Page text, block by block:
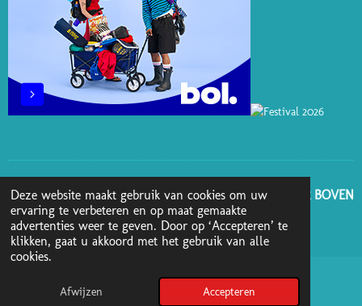
Deze website maakt gebruik van cookies om uw
ervaring te verbeteren en op maat gemaakte
advertenties weer te geven. Door op ‘Accepteren’ te
klikken, gaat u akkoord met het gebruik van alle
cookies.
Afwijzen Accepteren
GA NAAR BOVEN
© 2025 - 2026 Boekenblog van Ann